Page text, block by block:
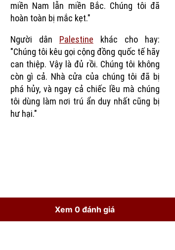
miền Nam lẫn miền Bắc. Chúng tôi đã
hoàn toàn bị mắc kẹt."
Người dân Palestine khác cho hay:
"Chúng tôi kêu gọi cộng đồng quốc tế hãy
can thiệp. Vậy là đủ rồi. Chúng tôi không
còn gì cả. Nhà cửa của chúng tôi đã bị
phá hủy, và ngay cả chiếc lều mà chúng
tôi dùng làm nơi trú ẩn duy nhất cũng bị
hư hại."
Xem 0 đánh giá